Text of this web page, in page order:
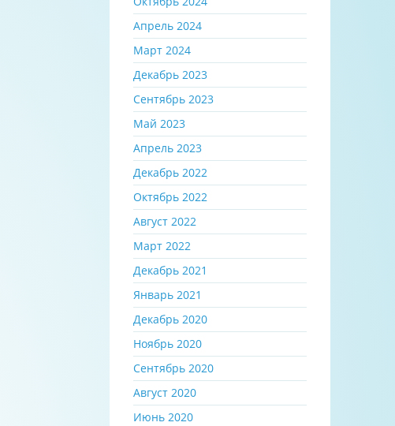
Апрель 2024
Март 2024
Декабрь 2023
Сентябрь 2023
Май 2023
Апрель 2023
Декабрь 2022
Октябрь 2022
Август 2022
Март 2022
Декабрь 2021
Январь 2021
Декабрь 2020
Ноябрь 2020
Сентябрь 2020
Август 2020
Июнь 2020